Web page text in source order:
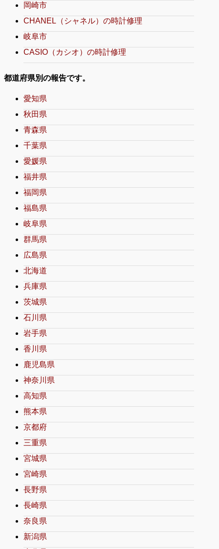
岡崎市
CHANEL（シャネル）の時計修理
岐阜市
CASIO（カシオ）の時計修理
都道府県別の報告です。
愛知県
秋田県
青森県
千葉県
愛媛県
福井県
福岡県
福島県
岐阜県
群馬県
広島県
北海道
兵庫県
茨城県
石川県
岩手県
香川県
鹿児島県
神奈川県
高知県
熊本県
京都府
三重県
宮城県
宮崎県
長野県
長崎県
奈良県
新潟県